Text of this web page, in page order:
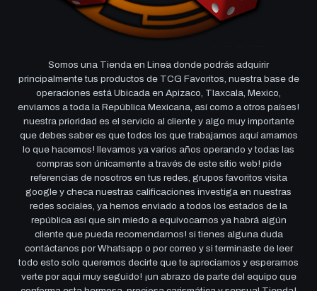
Somos una Tienda en Linea donde podrás adquirir
principalmente tus productos de TCG Favoritos, nuestra base de
operaciones está Ubicada en Apizaco, Tlaxcala, Mexico,
enviamos a toda la República Mexicana, así como a otros países!
nuestra prioridad es el servicio al cliente y algo muy importante
que debes saber es que todos los que trabajamos aquí amamos
lo que hacemos! llevamos ya varios años operando y todas las
compras son únicamente a través de este sitio web! pide
referencias de nosotros en tus redes, grupos favoritos visita
google y checa nuestras calificaciones investiga en nuestras
redes sociales, ya hemos enviado a todos los estados de la
república así que sin miedo a equivocarnos ya habrá algún
cliente que pueda recomendarnos! si tienes alguna duda
contáctanos por Whatsapp o por correo y si terminaste de leer
todo esto solo queremos decirte que te apreciamos y esperamos
verte por aqui muy seguido! ¡un abrazo de parte del equipo que